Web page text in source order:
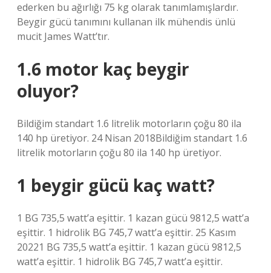
ederken bu ağırlığı 75 kg olarak tanımlamışlardır.
Beygir gücü tanımını kullanan ilk mühendis ünlü
mucit James Watt’tır.
1.6 motor kaç beygir
oluyor?
Bildiğim standart 1.6 litrelik motorların çoğu 80 ila
140 hp üretiyor. 24 Nisan 2018Bildiğim standart 1.6
litrelik motorların çoğu 80 ila 140 hp üretiyor.
1 beygir gücü kaç watt?
1 BG 735,5 watt’a eşittir. 1 kazan gücü 9812,5 watt’a
eşittir. 1 hidrolik BG 745,7 watt’a eşittir. 25 Kasım
20221 BG 735,5 watt’a eşittir. 1 kazan gücü 9812,5
watt’a eşittir. 1 hidrolik BG 745,7 watt’a eşittir.